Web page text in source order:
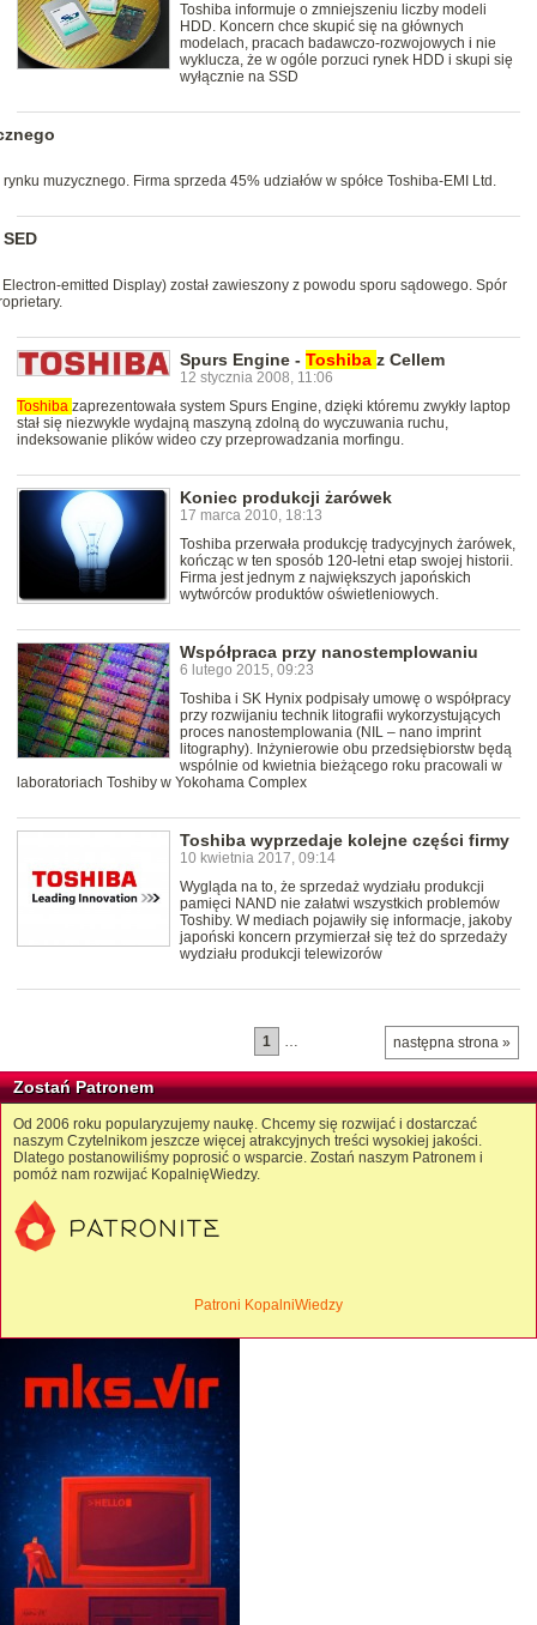
Toshiba informuje o zmniejszeniu liczby modeli
HDD. Koncern chce skupić się na głównych
modelach, pracach badawczo-rozwojowych i nie
wyklucza, że w ogóle porzuci rynek HDD i skupi się
wyłącznie na SSD
muzycznego. Firma sprzeda 45% udziałów w spółce Toshiba-EMI Ltd.
emitted Display) został zawieszony z powodu sporu sądowego. Spór
Spurs Engine - Toshiba z Cellem
12 stycznia 2008, 11:06
Toshiba zaprezentowała system Spurs Engine, dzięki któremu zwykły laptop
stał się niezwykle wydajną maszyną zdolną do wyczuwania ruchu,
indeksowanie plików wideo czy przeprowadzania morfingu.
Koniec produkcji żarówek
17 marca 2010, 18:13
Toshiba przerwała produkcję tradycyjnych żarówek,
kończąc w ten sposób 120-letni etap swojej historii.
Firma jest jednym z największych japońskich
wytwórców produktów oświetleniowych.
Współpraca przy nanostemplowaniu
6 lutego 2015, 09:23
Toshiba i SK Hynix podpisały umowę o współpracy
przy rozwijaniu technik litografii wykorzystujących
proces nanostemplowania (NIL – nano imprint
litography). Inżynierowie obu przedsiębiorstw będą
wspólnie od kwietnia bieżącego roku pracowali w
laboratoriach Toshiby w Yokohama Complex
Toshiba wyprzedaje kolejne części firmy
10 kwietnia 2017, 09:14
Wygląda na to, że sprzedaż wydziału produkcji
pamięci NAND nie załatwi wszystkich problemów
Toshiby. W mediach pojawiły się informacje, jakoby
japoński koncern przymierzał się też do sprzedaży
wydziału produkcji telewizorów
następna strona »
1 …
Zostań Patronem
Od 2006 roku popularyzujemy naukę. Chcemy się rozwijać i dostarczać
naszym Czytelnikom jeszcze więcej atrakcyjnych treści wysokiej jakości.
Dlatego postanowiliśmy poprosić o wsparcie. Zostań naszym Patronem i
pomóż nam rozwijać KopalnięWiedzy.
Patroni KopalniWiedzy